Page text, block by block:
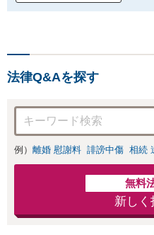
法律Q&Aを探す
例） 離婚 慰謝料 誹謗中傷 相続
無料
新しく